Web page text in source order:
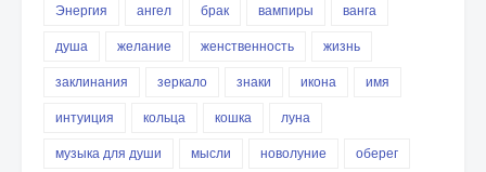
Энергия
ангел брак вампиры
ванга
душа
желание женственность
жизнь
заклинания
зеркало знаки икона
имя
интуиция
кольца кошка
луна
музыка для души
мысли новолуние
оберег